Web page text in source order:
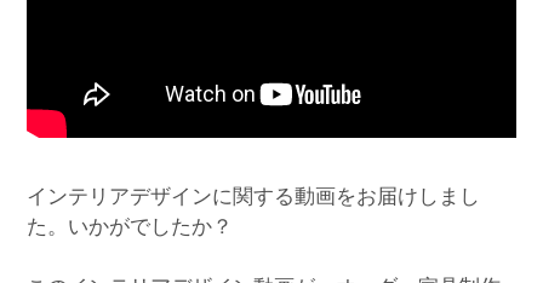
インテリアデザインに関する動画をお届けしまし
た。いかがでしたか？